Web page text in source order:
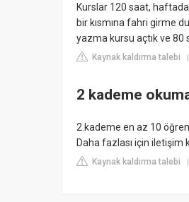
Kurslar 120 saat,
bir kısmına fahri girme
yazma kursu açtık ve 80
Kaynak kaldırma talebi
2 kademe
2.kademe en az 10
Daha fazlası için iletişim
Kaynak kaldırma talebi